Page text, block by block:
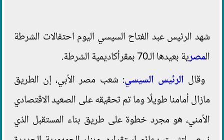
شهد الرئيس عبد الفتاح السيسي اليوم احتفالات الشرطة
المصرية بعيدها الـ70 بمقرأكاديمية الشرطة.
وقال الرئيس السيسي: شعب مصر الأبي، إن الطريق
مازال أمامنا طويلًا وما تم تحقيقه على الصعيد الاقتصادي
الأمني، هو مجرد خطوة على طريق بناء المستقبل الذي